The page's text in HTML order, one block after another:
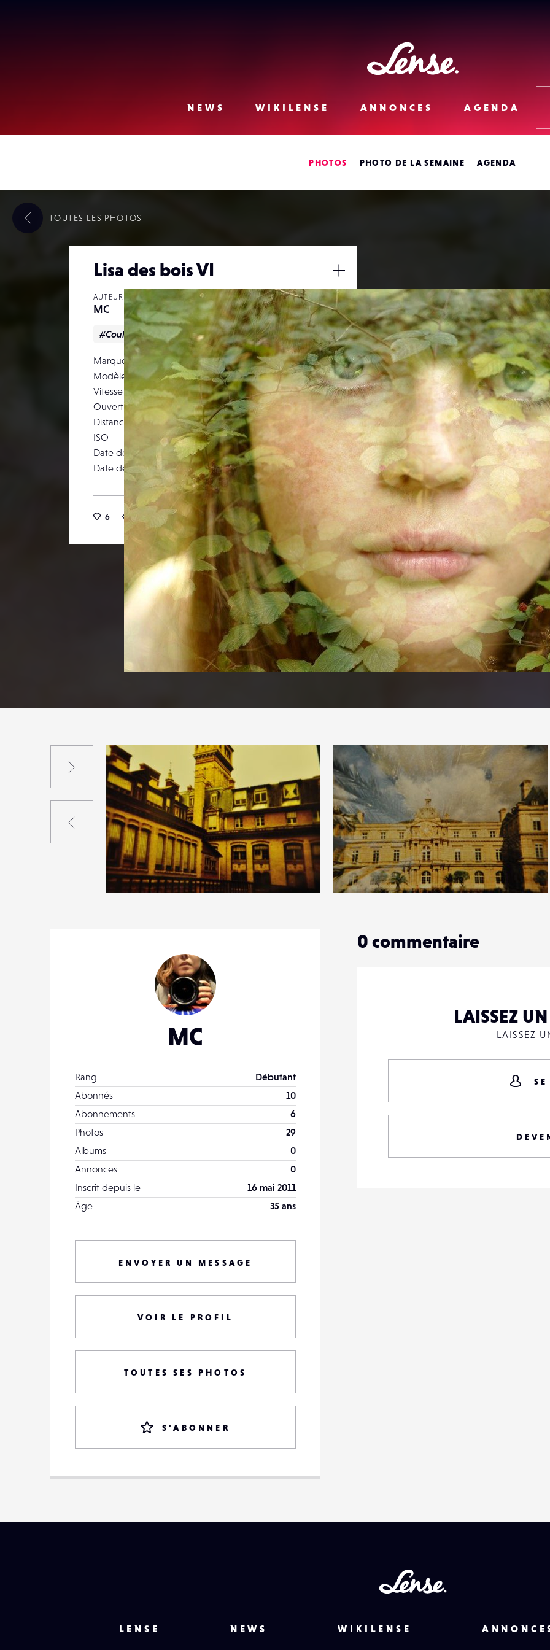
Lense
NEWS WIKILENSE ANNONCES AGENDA
PHOTOS PHOTO DE LA SEMAINE AGENDA
Lisa des bois VI
AUTEUR
MC
#Couleur #Nature #Portrait
Marque
NIKON CORPORATION
Modèle
NIKON D5000
Vitesse d’obturation
1/200
Ouverture
1.8
Distance focale
35 mm
ISO
200
Date de prise de vue
22 août 2011
Date de publication
29 août 2011
6
/
Fermer
TOUTES LES PHOTOS
1
12
2
12
Suivant
Précédent
MC
Rang
Débutant
Abonnés
10
Abonnements
6
Photos
29
Albums
0
Annonces
0
Inscrit depuis le
16 mai 2011
Âge
35 ans
ENVOYER UN MESSAGE
VOIR LE PROFIL
TOUTES SES PHOTOS
S'ABONNER
0 commentaire
LAISSEZ
LAISSEZ
LENSE NEWS WIKILENSE